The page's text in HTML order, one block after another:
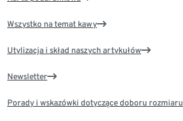
Wszystko na temat kawy
Utylizacja i skład naszych artykułów
Newsletter
Porady i wskazówki dotyczące doboru rozmiaru